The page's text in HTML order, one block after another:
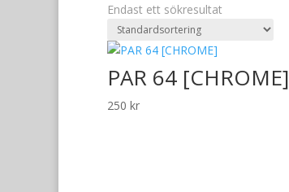
Endast ett sökresultat
PAR 64 [CHROME]
250 kr